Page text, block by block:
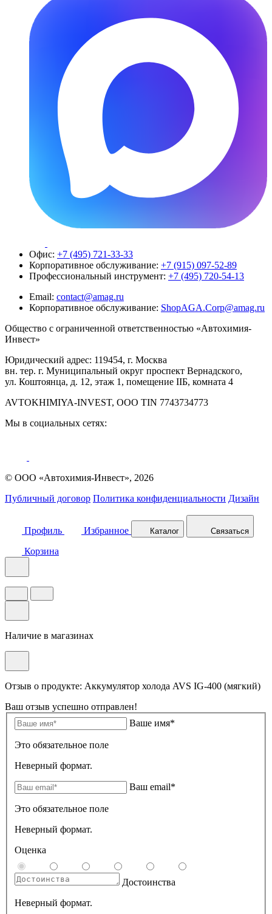
Офис: +7 (495) 721-33-33
Корпоративное обслуживание: +7 (915) 097-52-89
Профессиональный инструмент: +7 (495) 720-54-13
Email: contact@amag.ru
Корпоративное обслуживание: ShopAGA.Corp@amag.ru
Общество с ограниченной ответственностью «Автохимия-
Инвест»
Юридический адрес: 119454, г. Москва
вн. тер. г. Муниципальный округ проспект Вернадского,
ул. Коштоянца, д. 12, этаж 1, помещение IIБ, комната 4
AVTOKHIMIYA-INVEST, OOO TIN 7743734773
Мы в социальных сетях:
© ООО «Автохимия-Инвест», 2026
Публичный договор Политика конфиденциальности Дизайн
Профиль Избранное Каталог Связаться
Корзина
Наличие в магазинах
Отзыв о продукте: Аккумулятор холода AVS IG-400 (мягкий)
Ваш отзыв успешно отправлен!
Ваше имя*
Это обязательное поле
Неверный формат.
Ваш email*
Это обязательное поле
Неверный формат.
Оценка
Достоинства
Неверный формат.